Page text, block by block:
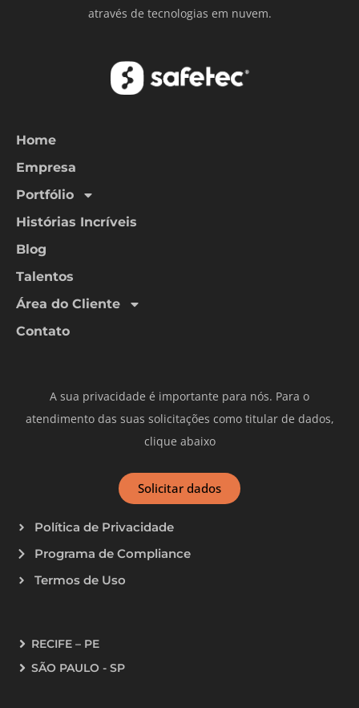
através de tecnologias em nuvem.
Home
Empresa
Portfólio
Histórias Incríveis
Blog
Talentos
Área do Cliente
Contato
A sua privacidade é importante para nós. Para o
atendimento das suas solicitações como titular de dados,
clique abaixo
Solicitar dados
Política de Privacidade
Programa de Compliance
Termos de Uso
RECIFE – PE
SÃO PAULO - SP